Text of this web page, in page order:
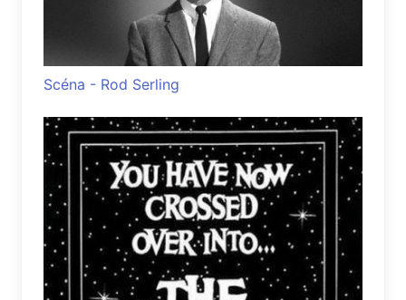
Scéna - Rod Serling